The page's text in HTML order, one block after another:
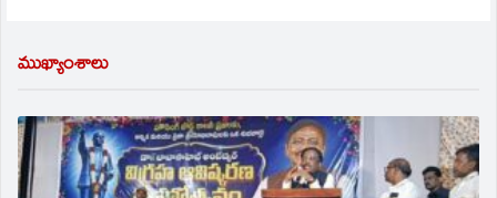
ముఖ్యాంశాలు